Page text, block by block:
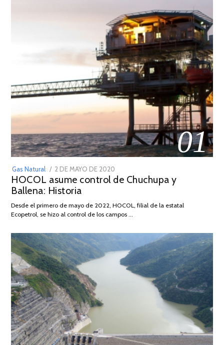
01
Gas Natural
POSTED
ON
2 DE MAYO DE 2020
DE
2026
HOCOL asume control de Chuchupa y
Ballena: Historia
Desde el primero de mayo de 2022, HOCOL, filial de la estatal
Ecopetrol, se hizo al control de los campos …